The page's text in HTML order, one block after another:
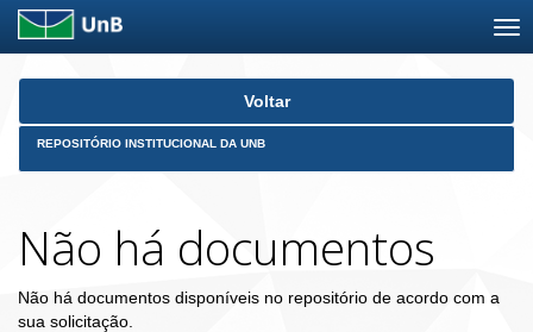
Skip
Voltar
REPOSITÓRIO INSTITUCIONAL DA UNB
Não há documentos
Não há documentos disponíveis no repositório de acordo com a
sua solicitação.